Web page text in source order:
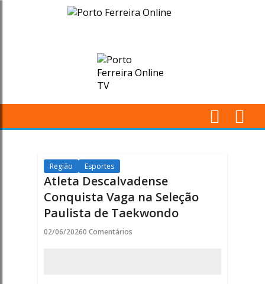
Atleta
Conquista
Vaga
Paulista
de
Taekwondo
Região Esportes
Atleta Descalvadense
Conquista Vaga na Seleção
Paulista de Taekwondo
02/06/20260 Comentários